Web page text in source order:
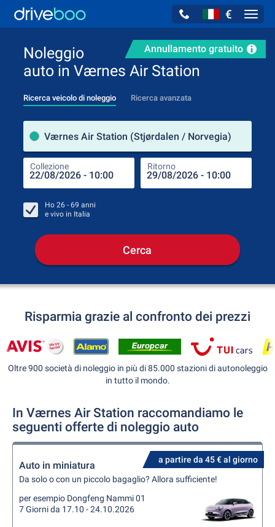
€
Annullamento gratuito
Noleggio
auto in Værnes Air Station
Ricerca veicolo di noleggio Ricerca avanzata
Værnes Air Station (Stjørdalen / Norvegia)
Collezione Ritorno
Ho 26 - 69 anni
e vivo in Italia
Cerca
Risparmia grazie al confronto dei prezzi
Oltre 900 società di noleggio in più di 85.000 stazioni di autonoleggio
in tutto il mondo.
In Værnes Air Station raccomandiamo le
seguenti offerte di noleggio auto
a partire da 45 € al giorno
Auto in miniatura
Da solo o con un piccolo bagaglio? Allora sufficiente!
per esempio Dongfeng Nammi 01
7 Giorni da 17.10 - 24.10.2026